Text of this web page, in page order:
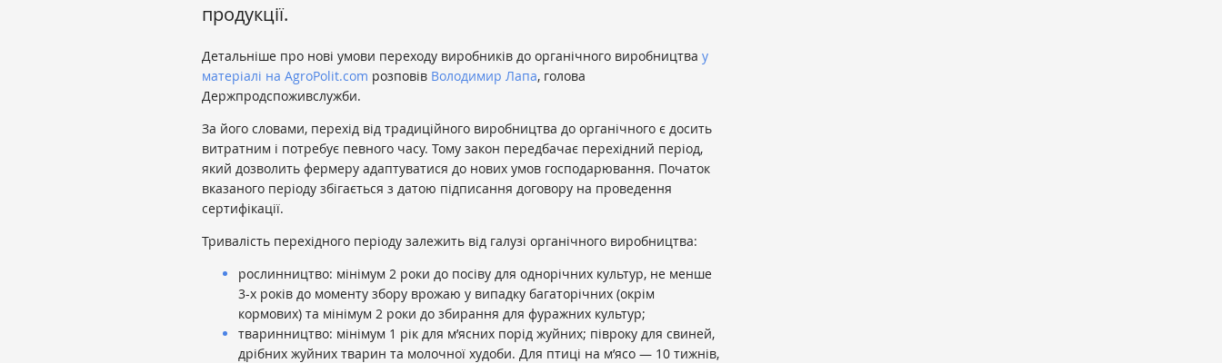
продукції.
Детальніше про нові умови переходу виробників до органічного виробництва у
матеріалі на AgroPolit.com розповів Володимир Лапа, голова
Держпродспоживслужби.
За його словами, перехід від традиційного виробництва до органічного є досить
витратним і потребує певного часу. Тому закон передбачає перехідний період,
який дозволить фермеру адаптуватися до нових умов господарювання. Початок
вказаного періоду збігається з датою підписання договору на проведення
сертифікації.
Тривалість перехідного періоду залежить від галузі органічного виробництва:
рослинництво: мінімум 2 роки до посіву для однорічних культур, не менше
3-х років до моменту збору врожаю у випадку багаторічних (окрім
кормових) та мінімум 2 роки до збирання для фуражних культур;
тваринництво: мінімум 1 рік для м’ясних порід жуйних; півроку для свиней,
дрібних жуйних тварин та молочної худоби. Для птиці на м’ясо — 10 тижнів,